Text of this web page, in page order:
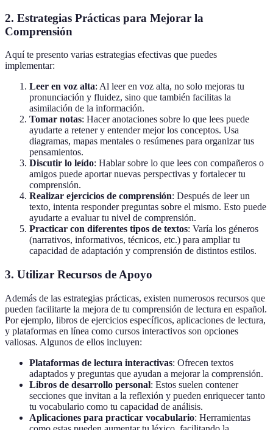
2. Estrategias Prácticas para Mejorar la
Comprensión
Aquí te presento varias estrategias efectivas que puedes
implementar:
Leer en voz alta: Al leer en voz alta, no solo mejoras tu
pronunciación y fluidez, sino que también facilitas la
asimilación de la información.
Tomar notas: Hacer anotaciones sobre lo que lees puede
ayudarte a retener y entender mejor los conceptos. Usa
diagramas, mapas mentales o resúmenes para organizar tus
pensamientos.
Discutir lo leído: Hablar sobre lo que lees con compañeros o
amigos puede aportar nuevas perspectivas y fortalecer tu
comprensión.
Realizar ejercicios de comprensión: Después de leer un
texto, intenta responder preguntas sobre el mismo. Esto puede
ayudarte a evaluar tu nivel de comprensión.
Practicar con diferentes tipos de textos: Varía los géneros
(narrativos, informativos, técnicos, etc.) para ampliar tu
capacidad de adaptación y comprensión de distintos estilos.
3. Utilizar Recursos de Apoyo
Además de las estrategias prácticas, existen numerosos recursos que
pueden facilitarte la mejora de tu comprensión de lectura en español.
Por ejemplo, libros de ejercicios específicos, aplicaciones de lectura,
y plataformas en línea como cursos interactivos son opciones
valiosas. Algunos de ellos incluyen:
Plataformas de lectura interactivas: Ofrecen textos
adaptados y preguntas que ayudan a mejorar la comprensión.
Libros de desarrollo personal: Estos suelen contener
secciones que invitan a la reflexión y pueden enriquecer tanto
tu vocabulario como tu capacidad de análisis.
Aplicaciones para practicar vocabulario: Herramientas